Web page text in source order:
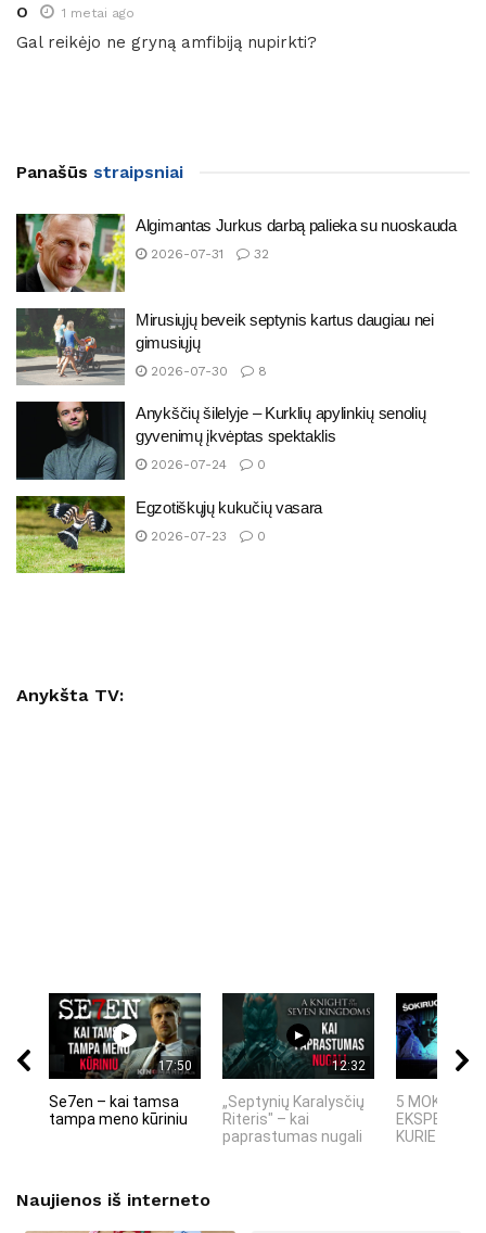
O 1 metai ago
Gal reikėjo ne gryną amfibiją nupirkti?
Panašūs straipsniai
Algimantas Jurkus darbą palieka su nuoskauda
2026-07-31 32
Mirusiųjų beveik septynis kartus daugiau nei
gimusiųjų
2026-07-30 8
Anykščių šilelyje – Kurklių apylinkių senolių
gyvenimų įkvėptas spektaklis
2026-07-24 0
Egzotiškųjų kukučių vasara
2026-07-23 0
Anykšta TV:
17:50
Se7en – kai tamsa
tampa meno kūriniu
12:32
„Septynių Karalysčių
Riteris" – kai
paprastumas nugali
5 MOKSLINIAI
KURIE
Naujienos iš interneto